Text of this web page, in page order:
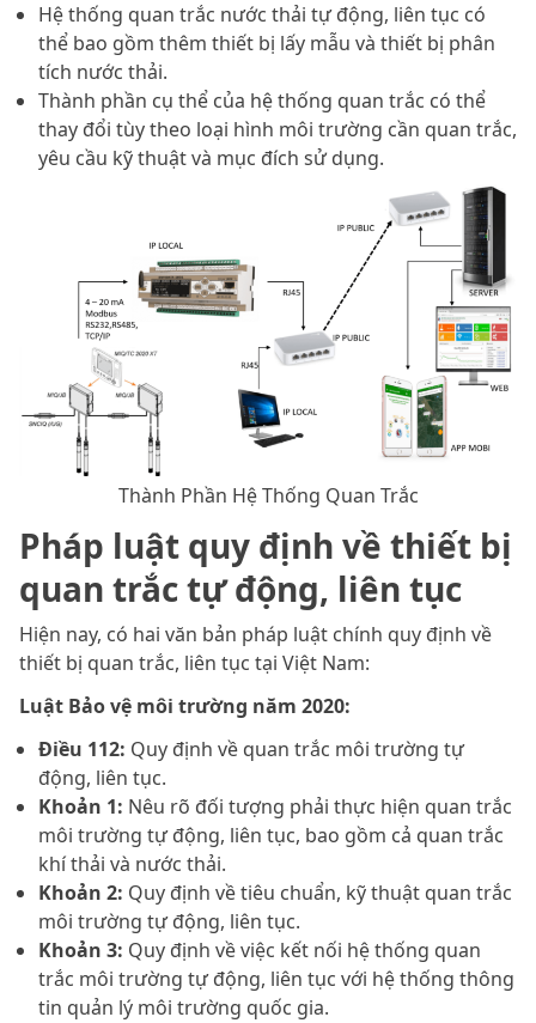
Hệ thống quan trắc nước thải tự động, liên tục có
thể bao gồm thêm thiết bị lấy mẫu và thiết bị phân
tích nước thải.
Thành phần cụ thể của hệ thống quan trắc có thể
thay đổi tùy theo loại hình môi trường cần quan trắc,
yêu cầu kỹ thuật và mục đích sử dụng.
Thành Phần Hệ Thống Quan Trắc
Pháp luật quy định về thiết bị
quan trắc tự động, liên tục
Hiện nay, có hai văn bản pháp luật chính quy định về
thiết bị quan trắc, liên tục tại Việt Nam:
Luật Bảo vệ môi trường năm 2020:
Điều 112: Quy định về quan trắc môi trường tự
động, liên tục.
Khoản 1: Nêu rõ đối tượng phải thực hiện quan trắc
môi trường tự động, liên tục, bao gồm cả quan trắc
khí thải và nước thải.
Khoản 2: Quy định về tiêu chuẩn, kỹ thuật quan trắc
môi trường tự động, liên tục.
Khoản 3: Quy định về việc kết nối hệ thống quan
trắc môi trường tự động, liên tục với hệ thống thông
tin quản lý môi trường quốc gia.